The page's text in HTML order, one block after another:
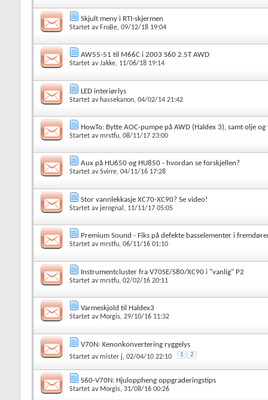
Skjult meny i RTI-skjermen
Startet av FroBe, 09/12/18 19:04
AW55-51 til M66C i 2003 S60 2.5T AWD
Startet avJakke, 11/06/18 19:14
LED interiørlys
Startet av hassekanon, 04/02/14 21:42
HowTo: Bytte AOC-pumpe på AWD (Haldex 3), samt olje
Startet avmrstfu, 08/11/17 23:00
Aux på HU650 og HU850 - hvordan se forskjellen?
Startet avSvirre, 04/11/16 17:28
Stor vannlekkasje XC70-XC90? Se video!
Startet av jerognal , 11/11/17 05:05
Premium Sound - Fiks på defekte basselementer i
Startet avmrstfu, 06/11/16 01:10
Instrumentcluster fra V70SE/S80/XC90 i "vanlig" P2
Startet avmrstfu, 02/02/16 20:11
Varmeskjold til Haldex3
Startet av Morgis, 29/10/16 11:32
V70N: Xenonkonvertering ryggelys
Startet avmister j, 02/04/10 22:10 1 2
S60-V70N: Hjuloppheng oppgraderingstips
Startet av Morgis, 31/08/16 00:26